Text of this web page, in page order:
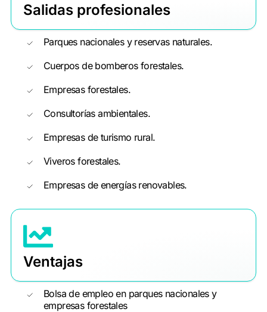
Salidas profesionales
Parques nacionales y reservas naturales.
Cuerpos de bomberos forestales.
Empresas forestales.
Consultorías ambientales.
Empresas de turismo rural.
Viveros forestales.
Empresas de energías renovables.
Ventajas
Bolsa de empleo en parques nacionales y
empresas forestales